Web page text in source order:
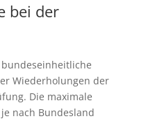
bei der
Wiederholungen der
Die maximale
nach Bundesland